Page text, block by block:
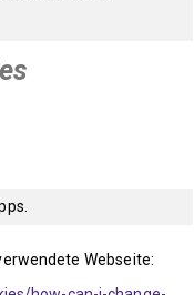
Webseite: